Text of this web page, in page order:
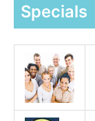
a
Specials